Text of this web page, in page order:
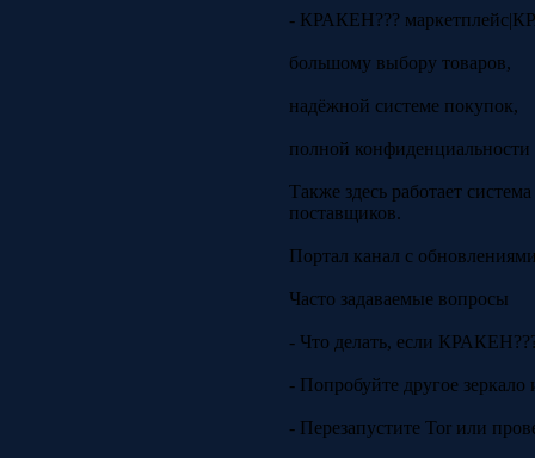
- КРАКЕН???
большому выбору товаров,
надёжной системе покупок,
полной конфиденциальности
Также здесь работает
поставщиков.
Портал канал с
Часто задаваемые вопросы
- Что делать, если
- Попробуйте другое зеркало
- Перезапустите Tor или